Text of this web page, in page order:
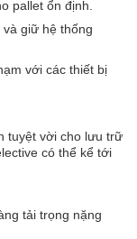
pallet ổn định.
giữ hệ thống
với các thiết bị
tuyệt vời cho lưu trữ
có thể kể tới
tải trọng nặng